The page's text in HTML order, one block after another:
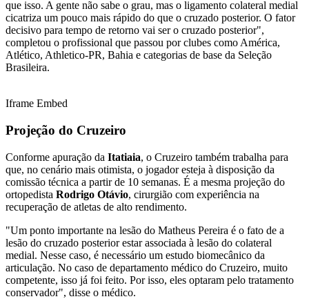
que isso. A gente não sabe o grau, mas o ligamento colateral medial
cicatriza um pouco mais rápido do que o cruzado posterior. O fator
decisivo para tempo de retorno vai ser o cruzado posterior",
completou o profissional que passou por clubes como América,
Atlético, Athletico-PR, Bahia e categorias de base da Seleção
Brasileira.
Iframe Embed
Projeção do Cruzeiro
Conforme apuração da Itatiaia, o Cruzeiro também trabalha para
que, no cenário mais otimista, o jogador esteja à disposição da
comissão técnica a partir de 10 semanas. É a mesma projeção do
ortopedista Rodrigo Otávio, cirurgião com experiência na
recuperação de atletas de alto rendimento.
"Um ponto importante na lesão do Matheus Pereira é o fato de a
lesão do cruzado posterior estar associada à lesão do colateral
medial. Nesse caso, é necessário um estudo biomecânico da
articulação. No caso de departamento médico do Cruzeiro, muito
competente, isso já foi feito. Por isso, eles optaram pelo tratamento
conservador", disse o médico.